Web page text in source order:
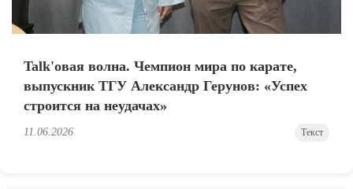
Talk'овая волна. Чемпион мира по карате,
выпускник ТГУ Александр Герунов: «Успех
строится на неудачах»
11.06.2026 Текст